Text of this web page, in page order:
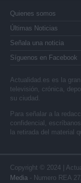
Quienes somos
Últimas Noticias
Señala una noticia
Síguenos en Facebook
Actualidad.es es la
televisión, crónica,
su ciudad.
Para señalar a la
confidencial,
la retirada del material
Copyright © 2024 |
Media - Numero REA